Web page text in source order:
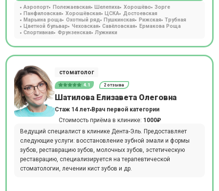
Аэропорт Полежаевская Шелепиха Хорошёво
Зорге
Панфиловская
Хорошёвская ЦСКА
Достоевская
Марьина роща
Охотный ряд Пушкинская Рижская
Трубная
Цветной бульвар
Чеховская Савёловская
Ермакова Роща
Спортивная
Фрунзенская Лужники
стоматолог
4.1 2 отзыва
Шатилова Елизавета Олеговна
Стаж 14 лет Врач первой категории
Стоимость приёма в клинике: 1000₽
Ведущий специалист в клинике Дента-Эль. Предоставляет
следующие услуги: восстановление зубной эмали и формы
зубов, реставрацию зубов, молочных зубов, эстетическую
реставрацию, специализируется на терапевтической
стоматологии, лечении кист зубов и др.